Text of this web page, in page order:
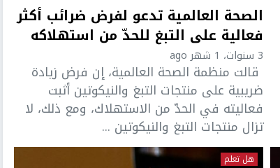
الصحة العالمية تدعو لفرض ضرائب أكثر
فعالية على التبغ للحدّ من استهلاكه
3 سنوات، 1 شهر ago
قالت منظمة الصحة العالمية، إن فرض زيادة
ضريبية على منتجات التبغ والنيكوتين أثبت
فعاليته في الحدّ من الاستهلاك، ومع ذلك، لا
تزال منتجات التبغ والنيكوتين ...
هل تعلم